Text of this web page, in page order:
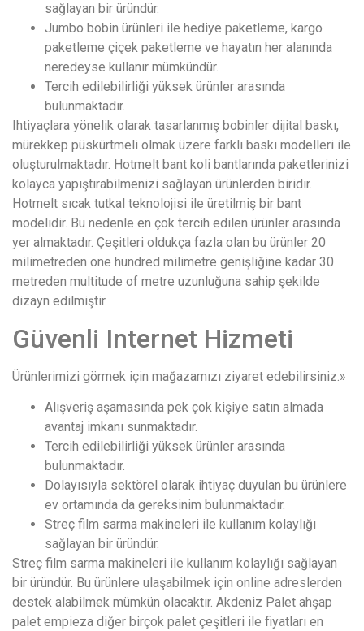
sağlayan bir üründür.
Jumbo bobin ürünleri ile hediye paketleme, kargo
paketleme çiçek paketleme ve hayatın her alanında
neredeyse kullanır mümkündür.
Tercih edilebilirliği yüksek ürünler arasında
bulunmaktadır.
Ihtiyaçlara yönelik olarak tasarlanmış bobinler dijital baskı,
mürekkep püskürtmeli olmak üzere farklı baskı modelleri ile
oluşturulmaktadır. Hotmelt bant koli bantlarında paketlerinizi
kolayca yapıştırabilmenizi sağlayan ürünlerden biridir.
Hotmelt sıcak tutkal teknolojisi ile üretilmiş bir bant
modelidir. Bu nedenle en çok tercih edilen ürünler arasında
yer almaktadır. Çeşitleri oldukça fazla olan bu ürünler 20
milimetreden one hundred milimetre genişliğine kadar 30
metreden multitude of metre uzunluğuna sahip şekilde
dizayn edilmiştir.
Güvenli Internet Hizmeti
Ürünlerimizi görmek için mağazamızı ziyaret edebilirsiniz.»
Alışveriş aşamasında pek çok kişiye satın almada
avantaj imkanı sunmaktadır.
Tercih edilebilirliği yüksek ürünler arasında
bulunmaktadır.
Dolayısıyla sektörel olarak ihtiyaç duyulan bu ürünlere
ev ortamında da gereksinim bulunmaktadır.
Streç film sarma makineleri ile kullanım kolaylığı
sağlayan bir üründür.
Streç film sarma makineleri ile kullanım kolaylığı sağlayan
bir üründür. Bu ürünlere ulaşabilmek için online adreslerden
destek alabilmek mümkün olacaktır. Akdeniz Palet ahşap
palet empieza diğer birçok palet çeşitleri ile fiyatları en